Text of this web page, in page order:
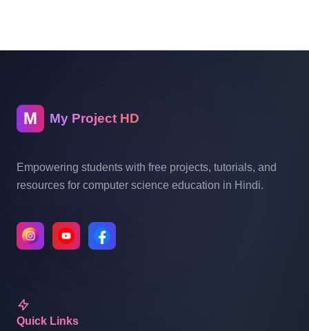
M My Project HD
Empowering students with free projects, tutorials, and
resources for computer science education in Hindi.
Quick Links